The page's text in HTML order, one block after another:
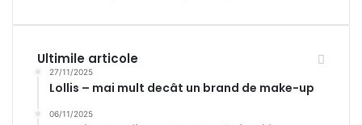
Ultimile articole
27/11/2025
Lollis – mai mult decât un brand de make-up
06/11/2025